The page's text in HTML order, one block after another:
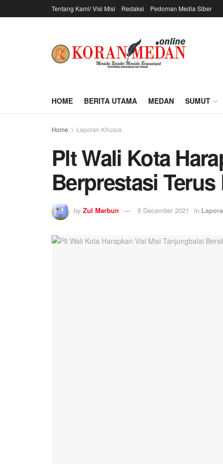
Tentang Kami/ Visi Misi Redaksi Pedoman Media Siber
HOME BERITA UTAMA MEDAN SUMUT
Home Laporan Khusus
Plt Wali Kota
Berprestasi
by Zul Marbun 6 December 2021 in